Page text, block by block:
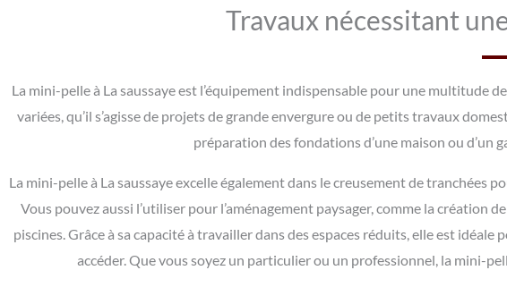
Travaux nécessitant
La mini-pelle à La saussaye est l’équipement indispensable pour une multitude
variées, qu’il s’agisse de projets de grande envergure ou de petits travaux
préparation des fondations d’une maison ou d’un
La mini-pelle à La saussaye excelle également dans le creusement de tranchées
Vous pouvez aussi l’utiliser pour l’aménagement paysager, comme la création
piscines. Grâce à sa capacité à travailler dans des espaces réduits, elle est
accéder. Que vous soyez un particulier ou un professionnel, la mini-